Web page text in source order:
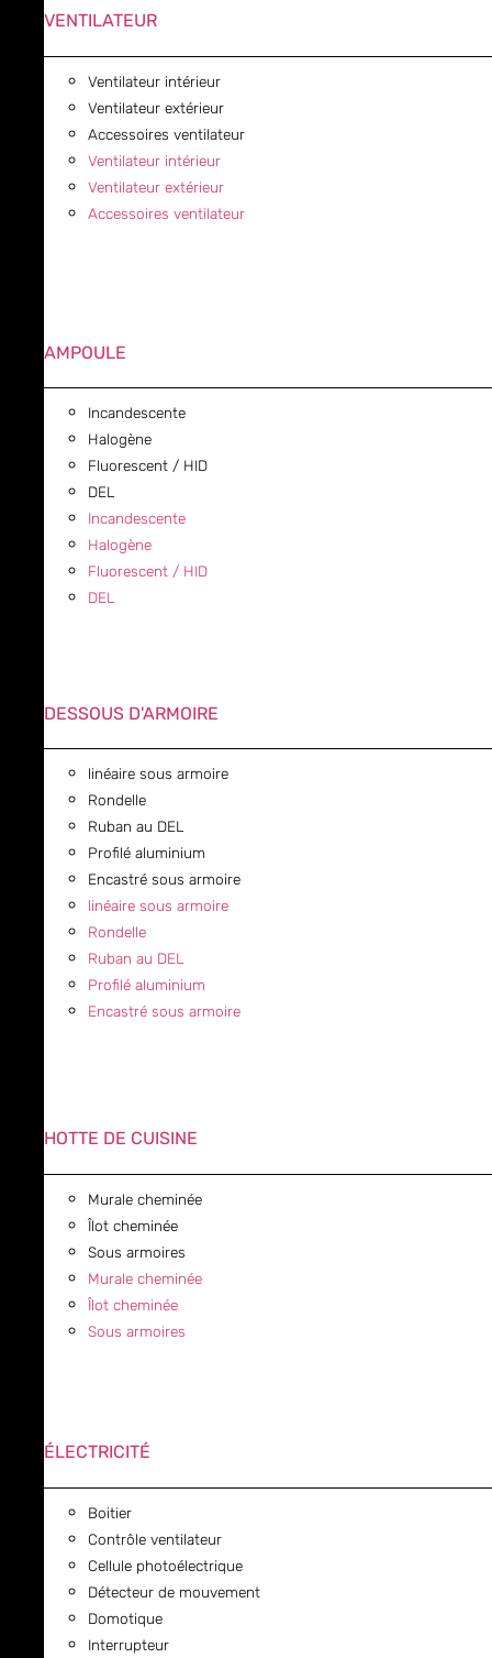
VENTILATEUR
Ventilateur intérieur
Ventilateur extérieur
Accessoires ventilateur
Ventilateur intérieur
Ventilateur extérieur
Accessoires ventilateur
AMPOULE
Incandescente
Halogène
Fluorescent / HID
DEL
Incandescente
Halogène
Fluorescent / HID
DEL
DESSOUS D'ARMOIRE
linéaire sous armoire
Rondelle
Ruban au DEL
Profilé aluminium
Encastré sous armoire
linéaire sous armoire
Rondelle
Ruban au DEL
Profilé aluminium
Encastré sous armoire
HOTTE DE CUISINE
Murale cheminée
Îlot cheminée
Sous armoires
Murale cheminée
Îlot cheminée
Sous armoires
ÉLECTRICITÉ
Boitier
Contrôle ventilateur
Cellule photoélectrique
Détecteur de mouvement
Domotique
Interrupteur